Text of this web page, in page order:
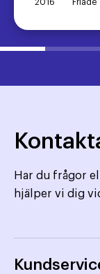
2016 Friade
Har du frågor
hjälper vi dig